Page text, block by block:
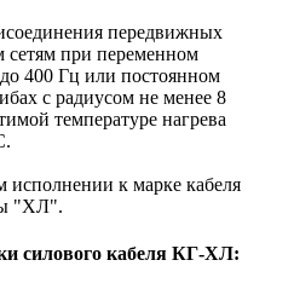
передвижных
сетям при переменном
400 Гц или постоянном
с радиусом не менее 8
температуре нагрева
исполнении к марке кабеля
"ХЛ".
силового кабеля КГ-ХЛ: